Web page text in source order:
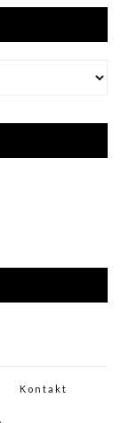
Kontakt